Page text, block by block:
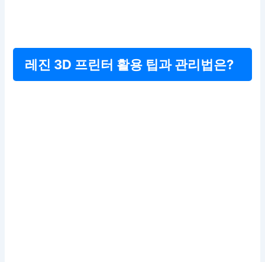
레진 3D 프린터 활용 팁과 관리법은?